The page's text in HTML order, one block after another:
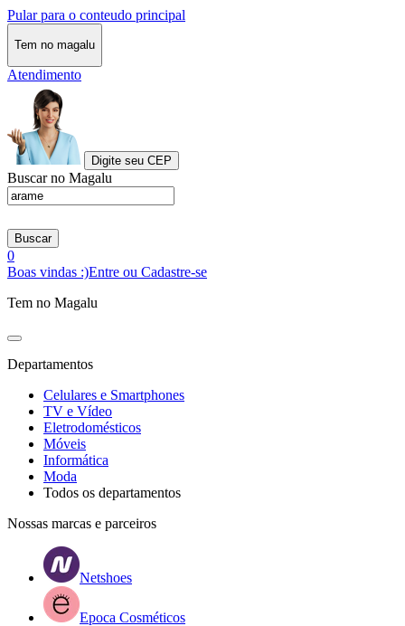
Pular para o conteudo principal
Tem no magalu
Atendimento
Digite seu CEP
Buscar no Magalu
Buscar
0
Boas vindas :)Entre ou Cadastre-se
Tem no Magalu
Departamentos
Celulares e Smartphones
TV e Vídeo
Eletrodomésticos
Móveis
Informática
Moda
Todos os departamentos
Nossas marcas e parceiros
Netshoes
Epoca Cosméticos